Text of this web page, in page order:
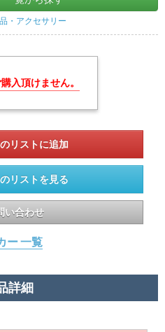
・アクセサリー
入頂けません。
リストを見る
い合わせ
ー 一覧
詳細